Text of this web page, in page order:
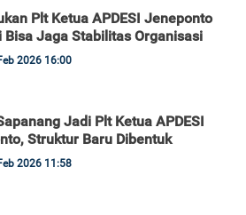
Plt Ketua APDESI Jeneponto
Bisa Jaga Stabilitas Organisasi
2026 16:00
Jadi Plt Ketua APDESI
Struktur Baru Dibentuk
2026 11:58